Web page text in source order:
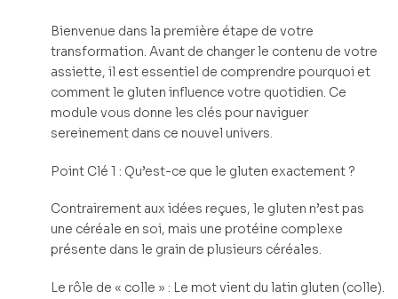
Bienvenue dans la première étape de votre
transformation. Avant de changer le contenu de votre
assiette, il est essentiel de comprendre pourquoi et
comment le gluten influence votre quotidien. Ce
module vous donne les clés pour naviguer
sereinement dans ce nouvel univers.
Point Clé 1 : Qu’est-ce que le gluten exactement ?
Contrairement aux idées reçues, le gluten n’est pas
une céréale en soi, mais une protéine complexe
présente dans le grain de plusieurs céréales.
Le rôle de « colle » : Le mot vient du latin gluten (colle).